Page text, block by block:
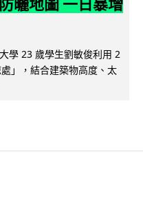
曬地圖 一日暴增
學 23 歲學生劉敏俊利用 2
」，結合建築物高度、太